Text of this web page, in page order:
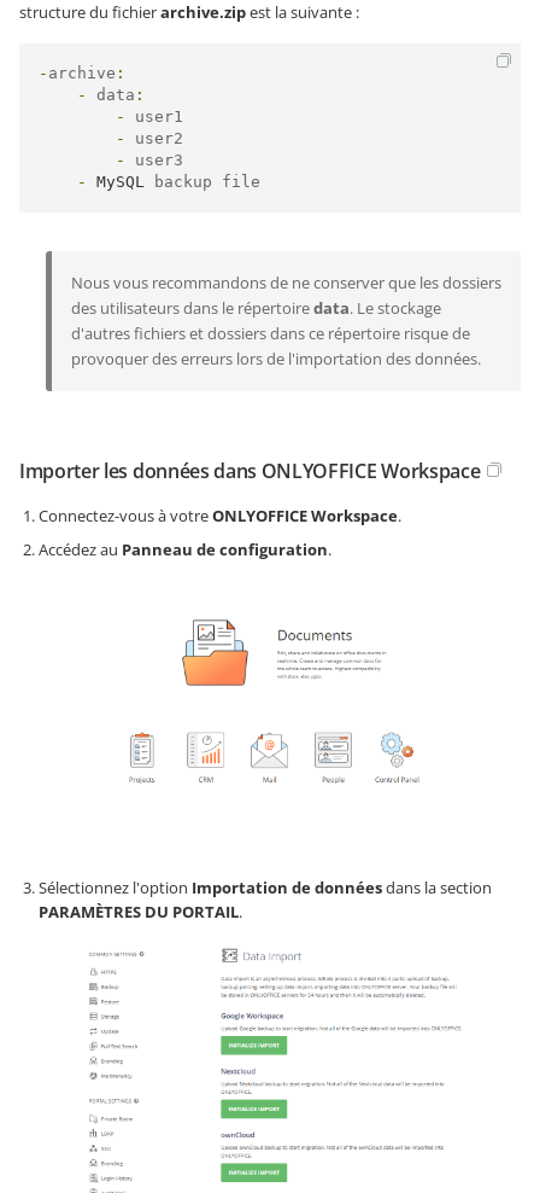
structure du fichierarchive.zipest la suivante :
- archive :
-
data :
-
user1
-
user2
-
user3
-
MySQL backup file
Nous vous recommandons de ne conserver que les dossiers
des utilisateurs dans le répertoiredata. Le stockage
d'autres fichiers et dossiers dans ce répertoire risque de
provoquer des erreurs lors de l'importation des données.
Importer les données dans ONLYOFFICE Workspace
Connectez-vous à votreONLYOFFICE Workspace.
Accédez au Panneau de configuration.
Sélectionnez l'option Importation de donnéesdans la section
PARAMÈTRES DU PORTAIL.